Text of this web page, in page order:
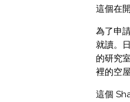
這個在
為了申
就讀。
的研究
裡的空
這個